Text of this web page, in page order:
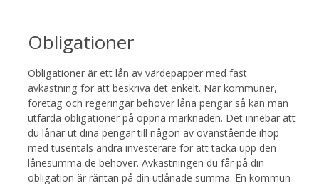
Obligationer
Obligationer är ett lån av värdepapper med fast
avkastning för att beskriva det enkelt. När kommuner,
företag och regeringar behöver låna pengar så kan man
utfärda obligationer på öppna marknaden. Det innebär att
du lånar ut dina pengar till någon av ovanstående ihop
med tusentals andra investerare för att täcka upp den
lånesumma de behöver. Avkastningen du får på din
obligation är räntan på din utlånade summa. En kommun